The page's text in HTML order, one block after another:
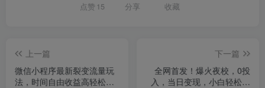
点赞 15 分享 收藏
上一篇
微信小程序最新裂变流量玩
法，时间自由收益高轻松赚
下一篇
全网首发！爆火夜校，0投
入，当日变现，小白轻松月